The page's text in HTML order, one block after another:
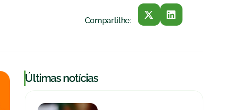
Compartilhe:
|Últimas notícias